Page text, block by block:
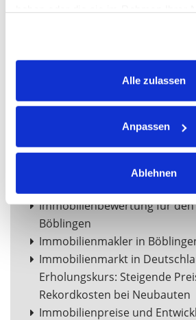
Alle zulassen
Anpassen
Ablehnen
Eigentümer und Mieter
EZB vor intensivem
Experten über die Zukunft
Geldpolitik sagen
Immobilienmarkt voran!
Familiäre Schenkung mit
bei einer Trennung?
Immobilienbewertung für den
Böblingen
Immobilienmakler in
Immobilienmarkt in
Erholungskurs: Steigende
Rekordkosten bei Neubauten
Immobilienpreise und